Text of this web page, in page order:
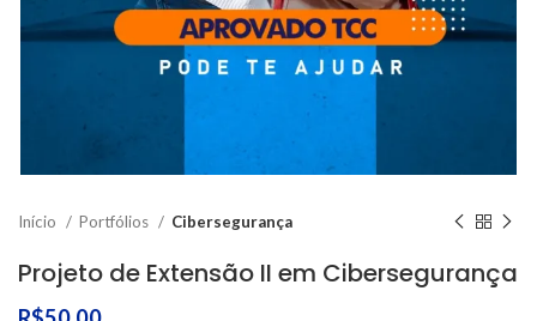
Início Portfólios Cibersegurança
Projeto de Extensão II em Cibersegurança